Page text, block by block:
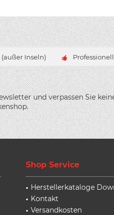
Inseln)
und verpassen Sie
Shop Service
Herstellerkataloge
Kontakt
Versandkosten